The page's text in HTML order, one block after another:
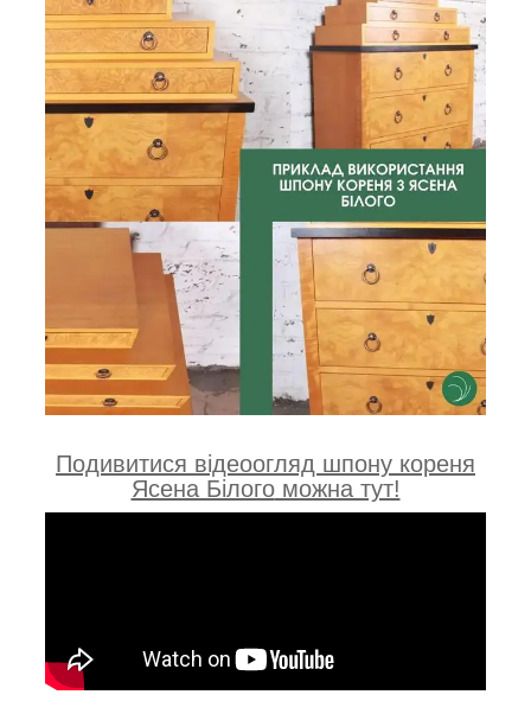
Подивитися відеоогляд шпону кореня
Ясена Білогоможна тут!